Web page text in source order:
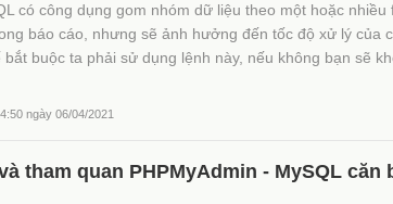
có công dụng gom nhóm dữ liệu theo một hoặc
báo cáo, nhưng sẽ ảnh hưởng đến tốc độ xử lý của
buộc ta phải sử dụng lệnh này, nếu không bạn sẽ
ngày 06/04/2021
tham quan PHPMyAdmin - MySQL căn